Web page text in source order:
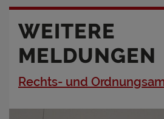
WEITERE
MELDUNGEN
Rechts- und